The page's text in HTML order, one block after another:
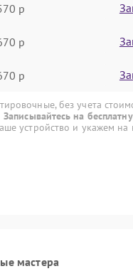
р
р
р
без учета
Записывайтесь на
устройство и укажем на
мастера